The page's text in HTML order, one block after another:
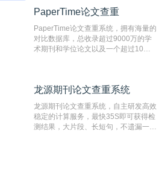
系统，可检测中文、英文两种语言的论
PaperTime论文查重
PaperTime论文查重系统，拥有海量的
对比数据库，总收录超过9000万的学
术期刊和学位论文以及一个超过10亿
对，利用指纹索引快速而精准地在云检
有相似的片段，该项技术检测速度快、
准确率高，市场反映良好。
龙源期刊论文查重系统
龙源期刊论文查重系统，自主研发高效
稳定的计算服务，最快35S即可获得检
测结果，大片段、长短句，不遗漏一处